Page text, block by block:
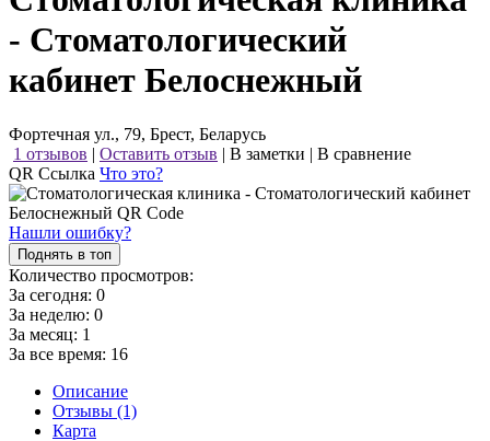
- Стоматологический
кабинет Белоснежный
Фортечная ул., 79, Брест, Беларусь
1 отзывов | Оставить отзыв | В заметки | В сравнение
QR Ссылка Что это?
Нашли ошибку?
Поднять в топ
Количество просмотров:
За сегодня: 0
За неделю: 0
За месяц: 1
За все время: 16
Описание
Отзывы (1)
Карта